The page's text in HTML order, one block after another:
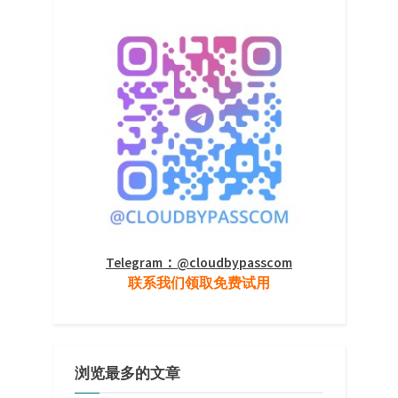
Telegram：@cloudbypasscom
联系我们领取免费试用
浏览最多的文章